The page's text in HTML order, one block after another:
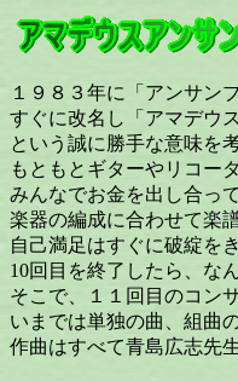
１９８３年に「アンサン
すぐに改名し「アマデウ
という誠に勝手な意味を
もともとギターやリコー
みんなでお金を出し合っ
楽器の編成に合わせて楽
自己満足はすぐに破綻を
10回目を終了したら、な
そこで、１１回目のコン
いまでは単独の曲、組曲
作曲はすべて青島広志先